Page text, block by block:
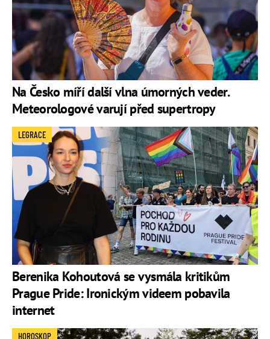
Na Česko míří další vlna úmorných veder.
Meteorologové varují před supertropy
Berenika Kohoutová se vysmála kritikům
Prague Pride: Ironickým videem pobavila
internet
LEGRACE
HOROSKOP